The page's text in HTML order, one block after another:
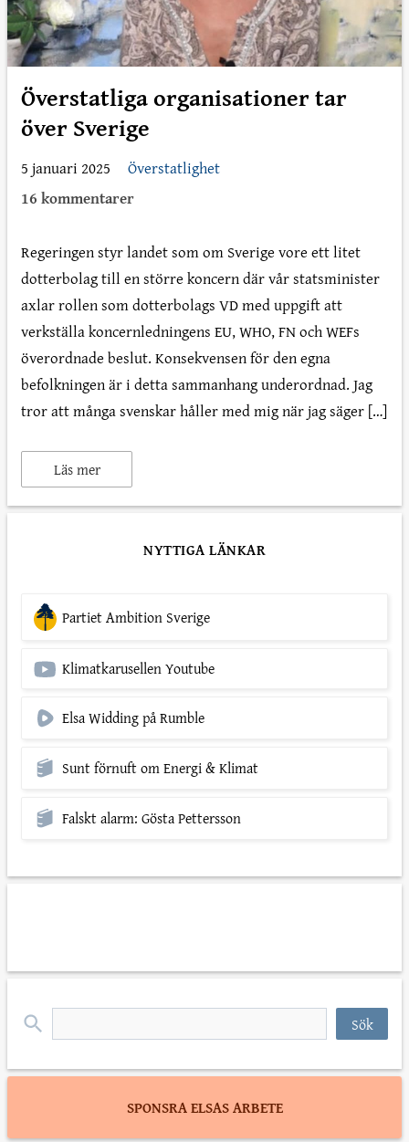
Överstatliga organisationer tar
över Sverige
5 januari 2025
Överstatlighet
16 kommentarer
Regeringen styr landet som om Sverige vore ett litet
dotterbolag till en större koncern där vår statsminister
axlar rollen som dotterbolags VD med uppgift att
verkställa koncernledningens EU, WHO, FN och WEFs
överordnade beslut. Konsekvensen för den egna
befolkningen är i detta sammanhang underordnad. Jag
tror att många svenskar håller med mig när jag säger […]
Läs mer
NYTTIGA LÄNKAR
Partiet Ambition Sverige
Klimatkarusellen Youtube
Elsa Widding på Rumble
Sunt förnuft om Energi & Klimat
Falskt alarm: Gösta Pettersson
Sök
SPONSRA ELSAS ARBETE